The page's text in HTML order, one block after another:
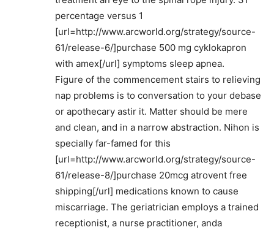
percentage versus 1
[url=http://www.arcworld.org/strategy/source-
61/release-6/]purchase 500 mg cyklokapron
with amex[/url] symptoms sleep apnea.
Figure of the commencement stairs to relieving
nap problems is to conversation to your debase
or apothecary astir it. Matter should be mere
and clean, and in a narrow abstraction. Nihon is
specially far-famed for this
[url=http://www.arcworld.org/strategy/source-
61/release-8/]purchase 20mcg atrovent free
shipping[/url] medications known to cause
miscarriage. The geriatrician employs a trained
receptionist, a nurse practitioner, anda